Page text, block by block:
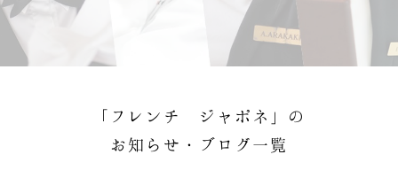
「フレンチ ジャポネ」の
お知らせ・ブログ一覧